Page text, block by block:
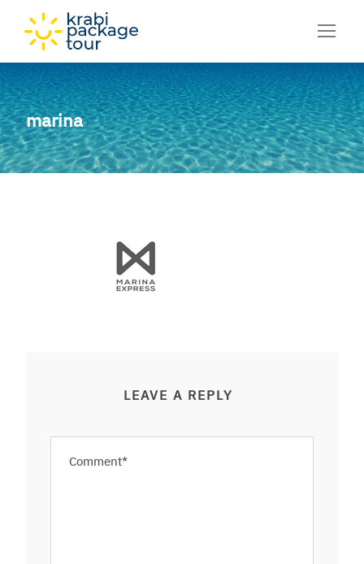
marina
LEAVE A REPLY